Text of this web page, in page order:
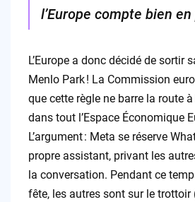
l’Europe compte bien
L’Europe a donc décidé de sortir
Menlo Park ! La Commission
que cette règle ne barre la route
dans tout l’Espace Économique
L’argument : Meta se réserve
propre assistant, privant les
la conversation. Pendant ce
fête, les autres sont sur le trottoir